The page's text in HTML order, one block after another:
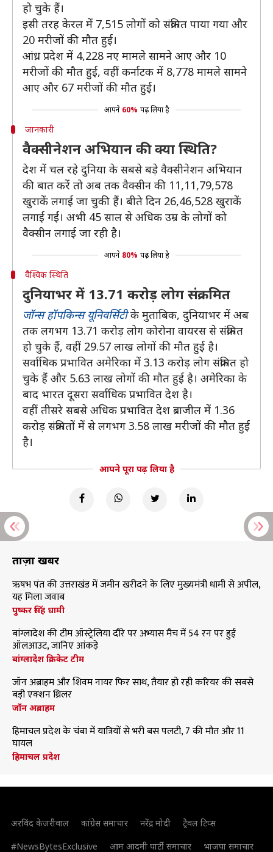
हो चुके हैं।
इसी तरह केरल में 7,515 लोगों को संक्रमित पाया गया और
20 मरीजों की मौत हुई।
आंध्र प्रदेश में 4,228 नए मामले सामने आए और 10
मरीजों की मौत हुई, वहीं कर्नाटक में 8,778 मामले सामने
आए और 67 मरीजों की मौत हुई।
आपने 60% पढ़ लिया है
जानकारी
वैक्सीनेशन अभियान की क्या स्थिति?
देश में चल रहे दुनिया के सबसे बड़े वैक्सीनेशन अभियान
की बात करें तो अब तक वैक्सीन की 11,11,79,578
खुराकें लगाई जा चुकी हैं। बीते दिन 26,46,528 खुराकें
लगाई गईं। अभी 45 साल से अधिक उम्र के लोगों को
वैक्सीन लगाई जा रही है।
आपने 80% पढ़ लिया है
वैश्विक स्थिति
दुनियाभर में 13.71 करोड़ लोग संक्रमित
जॉन्स हॉपकिन्स यूनिवर्सिटीके मुताबिक, दुनियाभर में अब
तक लगभग 13.71 करोड़ लोग कोरोना वायरस से संक्रमित
हो चुके हैं, वहीं 29.57 लाख लोगों की मौत हुई है।
सर्वाधिक प्रभावित अमेरिका में 3.13 करोड़ लोग संक्रमित हो
चुके हैं और 5.63 लाख लोगों की मौत हुई है। अमेरिका के
बाद भारत दूसरा सर्वाधिक प्रभावित देश है।
वहीं तीसरे सबसे अधिक प्रभावित देश ब्राजील में 1.36
करोड़ संक्रमितों में से लगभग 3.58 लाख मरीजों की मौत हुई
है।
आपने पूरा पढ़ लिया है
ताज़ा खबरें
ऋषभ पंत की उत्तराखंड में जमीन खरीदने के लिए मुख्यमंत्री धामी से अपील,
यह मिला जवाब
पुष्कर सिंह धामी
बांग्लादेश की टीम ऑस्ट्रेलिया दौरे पर अभ्यास मैच में 54 रन पर हुई
ऑलआउट, जानिए आंकड़े
बांग्लादेश क्रिकेट टीम
जॉन अब्राहम और शिवम नायर फिर साथ, तैयार हो रही करियर की सबसे
बड़ी एक्शन थ्रिलर
जॉन अब्राहम
हिमाचल प्रदेश के चंबा में यात्रियों से भरी बस पलटी, 7 की मौत और 11
घायल
हिमाचल प्रदेश
अरविंद केजरीवाल कांग्रेस समाचार नरेंद्र मोदी
ट्रैवल टिप्स
#NewsBytesExclusive
आम आदमी पार्टी समाचार भाजपा समाचार